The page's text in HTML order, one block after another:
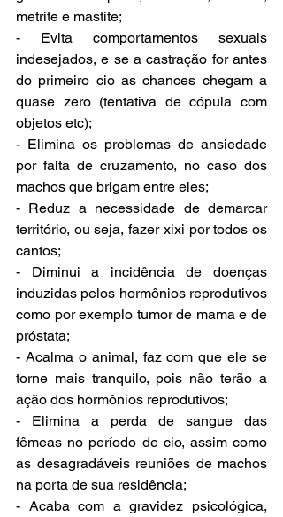
metrite e mastite;
- Evita comportamentos sexuais
indesejados, e se a castração for antes
do primeiro cio as chances chegam a
quase zero (tentativa de cópula com
objetos etc);
- Elimina os problemas de ansiedade
por falta de cruzamento, no caso dos
machos que brigam entre eles;
- Reduz a necessidade de demarcar
território, ou seja, fazer xixi por todos os
cantos;
- Diminui a incidência de doenças
induzidas pelos hormônios reprodutivos
como por exemplo tumor de mama e de
próstata;
- Acalma o animal, faz com que ele se
torne mais tranquilo, pois não terão a
ação dos hormônios reprodutivos;
- Elimina a perda de sangue das
fêmeas no período de cio, assim como
as desagradáveis reuniões de machos
na porta de sua residência;
- Acaba com a gravidez psicológica,